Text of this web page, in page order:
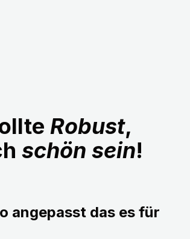
Robust,
schön sein!
angepasst das es für